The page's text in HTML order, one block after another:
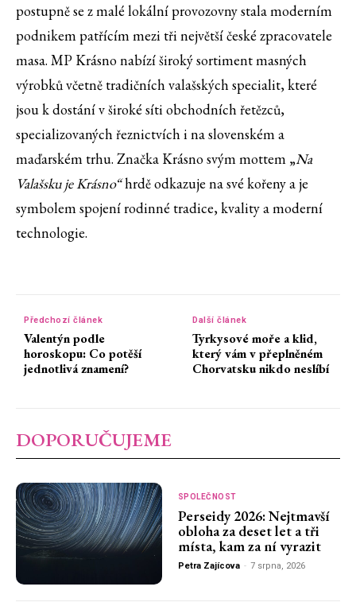
postupně se z malé lokální provozovny stala moderním
podnikem patřícím mezi tři největší české zpracovatele
masa. MP Krásno nabízí široký sortiment masných
výrobků včetně tradičních valašských specialit, které
jsou k dostání v široké síti obchodních řetězců,
specializovaných řeznictvích i na slovenském a
maďarském trhu. Značka Krásno svým mottem „Na
Valašsku je Krásno“hrdě odkazuje na své kořeny a je
symbolem spojení rodinné tradice, kvality a moderní
technologie.
Předchozí článek
Valentýn podle
horoskopu: Co potěší
jednotlivá znamení?
Další článek
Tyrkysové moře a klid,
který vám v přeplněném
Chorvatsku nikdo neslíbí
DOPORUČUJEME
SPOLEČNOST
Perseidy 2026: Nejtmavší
obloha za deset let a tři
místa, kam za ní vyrazit
Petra Zajícova - 7 srpna, 2026